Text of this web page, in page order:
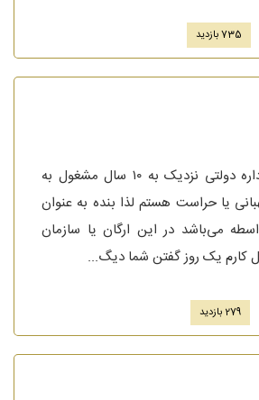
735 بازدید
سلام من در یک اداره دولتی نزدیک به ۱۰ سال مشغول به
یا حراست هستم لذا بنده به عنوان
می‌باشد در این ارگان یا سازمان
کارم یک روز گفتن شما دیگ...
279 بازدید